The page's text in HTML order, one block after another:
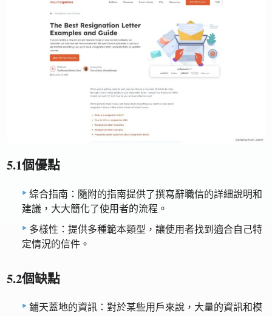
5.1個優點
綜合指南：隨附的指南提供了撰寫辭職信的詳細說明和
建議，大大簡化了使用者的流程。
多樣性：提供多種範本類型，讓使用者找到適合自己特
定情況的信件。
5.2個缺點
鋪天蓋地的資訊：對於某些用戶來說，大量的資訊和模